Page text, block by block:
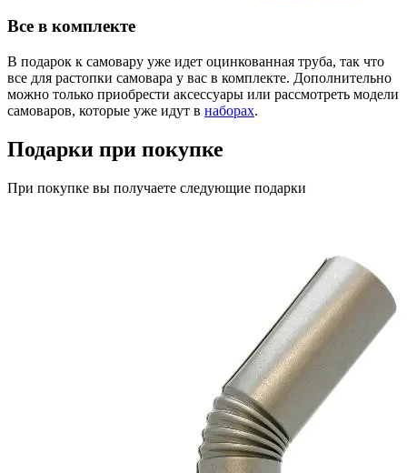
Все в комплекте
В подарок к самовару уже идет оцинкованная труба, так что
все для растопки самовара у вас в комплекте. Дополнительно
можно только приобрести аксессуары или рассмотреть модели
самоваров, которые уже идут в наборах.
Подарки при покупке
При покупке вы получаете следующие подарки